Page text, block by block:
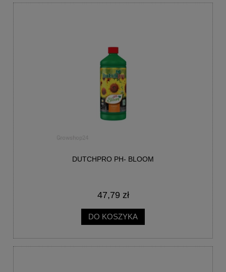
DUTCHPRO PH- BLOOM
47,79 zł
DO KOSZYKA